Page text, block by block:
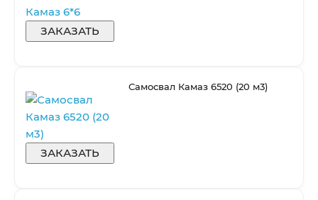
ЗАКАЗАТЬ
ЗАКАЗАТЬ
Самосвал Камаз 6520 (20 м3)